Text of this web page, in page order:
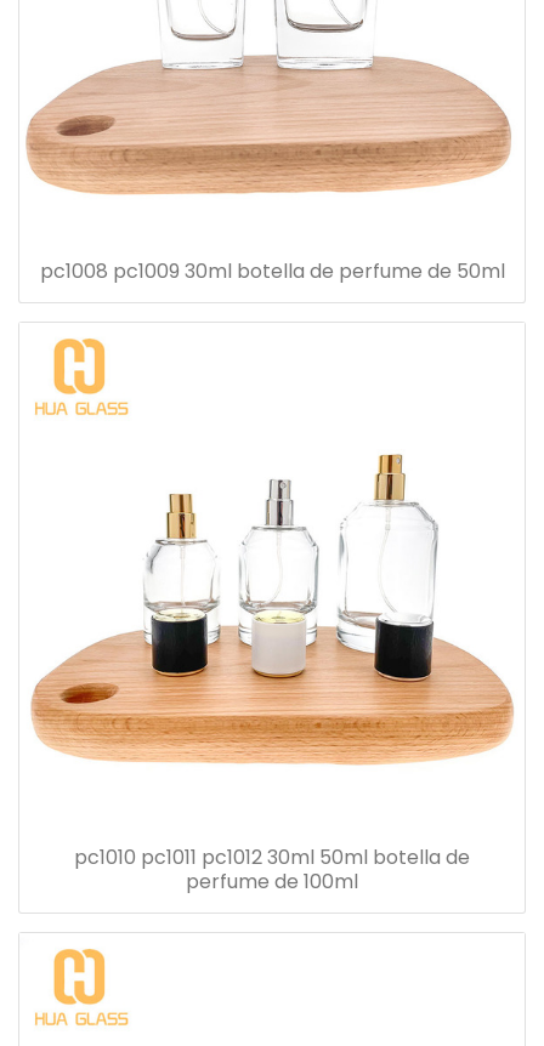
pc1008 pc1009 30ml botella de perfume de 50ml
pc1010 pc1011 pc1012 30ml 50ml botella de
perfume de 100ml